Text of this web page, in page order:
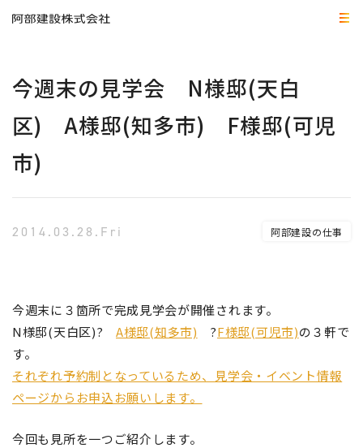
今週末の見学会 N様邸(天白
区) A様邸(知多市) F様邸(可児
市)
2014.03.28.Fri 阿部建設の仕事
今週末に３箇所で完成見学会が開催されます。
N様邸(天白区)? A様邸(知多市) ?F様邸(可児市)の３軒で
す。
それぞれ予約制となっているため、見学会・イベント情報
ページからお申込お願いします。
今回も見所を一つご紹介します。